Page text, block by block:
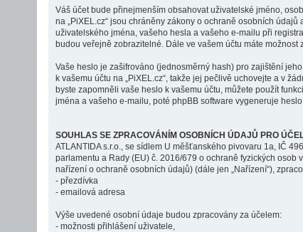
Váš účet bude přinejmenším obsahovat uživatelské jméno,
na „PiXEL.cz“ jsou chráněny zákony o ochraně osobních
uživatelského jména, vašeho hesla a vašeho e-mailu při
budou veřejně zobrazitelné. Dále ve vašem účtu máte
Vaše heslo je zašifrováno (jednosměrný hash) pro zajištění
k vašemu účtu na „PiXEL.cz“, takže jej pečlivě uchovejte a v
byste zapomněli vaše heslo k vašemu účtu, můžete použít
jména a vašeho e-mailu, poté phpBB software vygeneruje
SOUHLAS SE ZPRACOVÁNÍM OSOBNÍCH ÚDAJŮ PRO
ATLANTIDA s.r.o., se sídlem U měšťanského pivovaru 1a, IČ
parlamentu a Rady (EU) č. 2016/679 o ochraně fyzických
nařízení o ochraně osobních údajů) (dále jen „Nařízení“),
- přezdívka
- emailová adresa
Výše uvedené osobní údaje budou zpracovány za účelem:
- možnosti přihlášení uživatele,